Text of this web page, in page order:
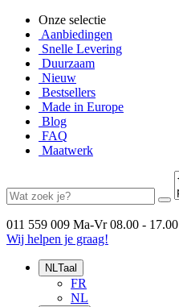
Onze selectie
Aanbiedingen
Snelle Levering
Duurzaam
Nieuw
Bestsellers
Made in Europe
Blog
FAQ
Maatwerk
011 559 009 Ma-Vr 08.00 - 17.00
Wij helpen je graag!
NLTaal
FR
NL